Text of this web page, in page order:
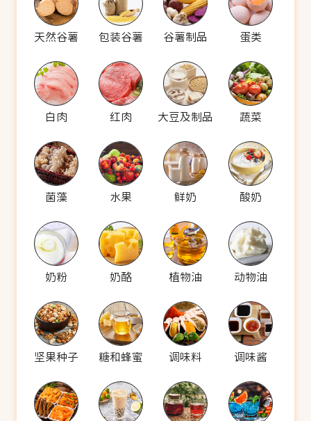
天然谷薯 包装谷薯 谷薯制品 蛋类
白肉 红肉 大豆及制品 蔬菜
菌藻 水果 鲜奶 酸奶
奶粉 奶酪 植物油 动物油
坚果种子 糖和蜂蜜 调味料 调味酱